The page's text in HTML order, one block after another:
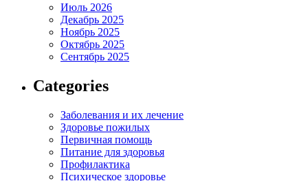
Июль 2026
Декабрь 2025
Ноябрь 2025
Октябрь 2025
Сентябрь 2025
Categories
Заболевания и их лечение
Здоровье пожилых
Первичная помощь
Питание для здоровья
Профилактика
Психическое здоровье